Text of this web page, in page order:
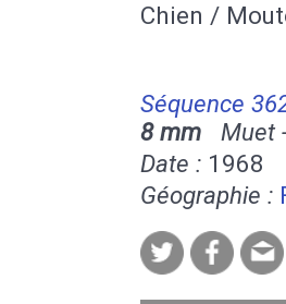
Chien /
Séquence
8 mm Muet
Date : 1968
Géographie :